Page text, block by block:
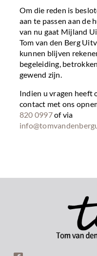
Om die reden is
aan te passen aan de
van nu gaat Mijland
Tom van den Berg
kunnen blijven
begeleiding,
gewend zijn.
Indien u vragen heeft
contact met ons
820 0997of via